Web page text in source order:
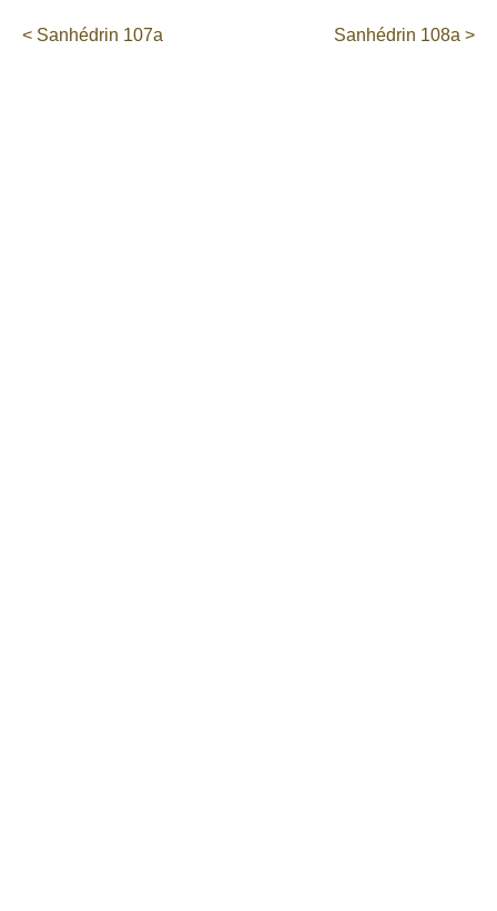
< Sanhédrin 107a Sanhédrin 108a >